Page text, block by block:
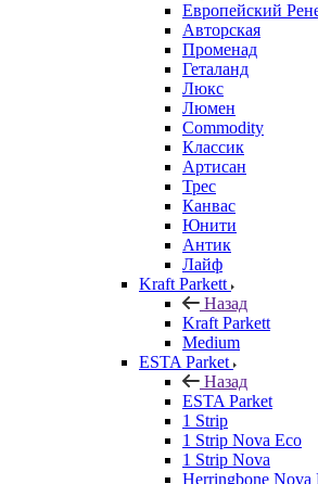
Европейский
Авторская
Променад
Геталанд
Люкс
Люмен
Commodity
Классик
Артисан
Трес
Канвас
Юнити
Антик
Лайф
Kraft Parkett
Назад
Kraft Parkett
Medium
ESTA Parket
Назад
ESTA Parket
1 Strip
1 Strip Nova Eco
1 Strip Nova
Herringbone Nova